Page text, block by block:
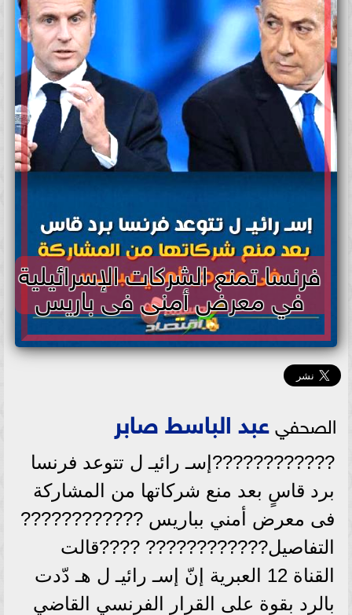
فرنسا تمنع الشركات الإسرائيلية
في معرض أمنى فى باريس
الصحفيعبد الباسط صابر
????????????إسـ رائيـ ل تتوعد فرنسا
برد قاسٍ بعد منع شركاتها من المشاركة
فى معرض أمني بباريس ????????????
التفاصيل???????????? ????قالت
القناة 12 العبرية إنّ إسـ رائيـ ل هـ دّدت
بالرد بقوة على القرار الفرنسي القاضي